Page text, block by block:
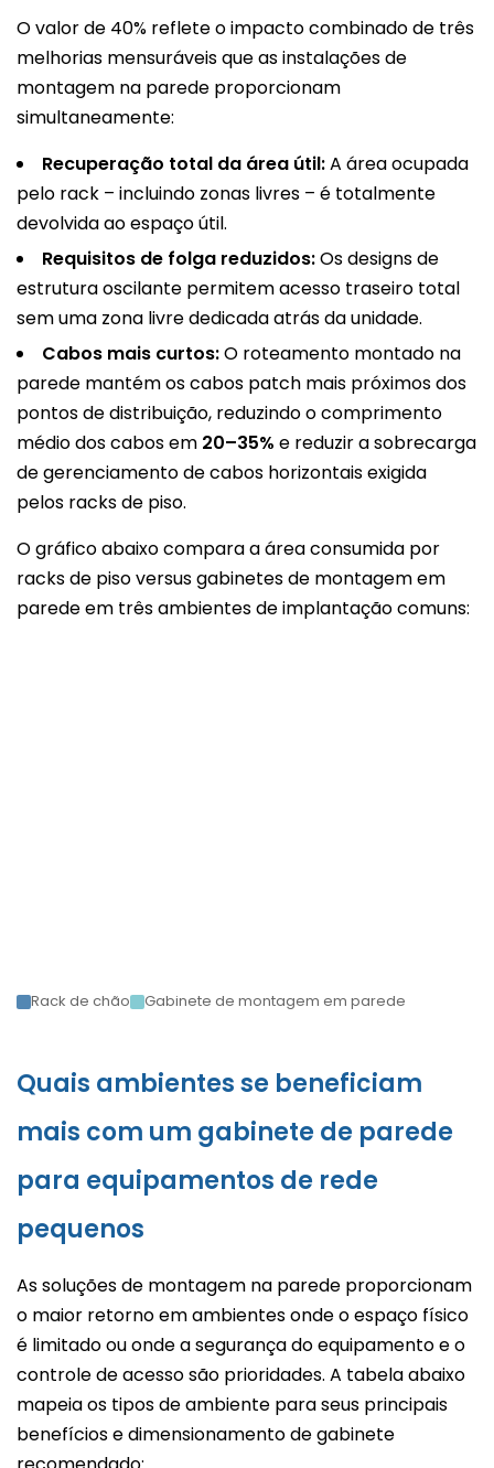
O valor de 40% reflete o impacto combinado de três
melhorias mensuráveis que as instalações de
montagem na parede proporcionam
simultaneamente:
Recuperação total da área útil:A área ocupada
pelo rack – incluindo zonas livres – é totalmente
devolvida ao espaço útil.
Requisitos de folga reduzidos:Os designs de
estrutura oscilante permitem acesso traseiro total
sem uma zona livre dedicada atrás da unidade.
Cabos mais curtos:O roteamento montado na
parede mantém os cabos patch mais próximos dos
pontos de distribuição, reduzindo o comprimento
médio dos cabos em 20–35% e reduzir a sobrecarga
de gerenciamento de cabos horizontais exigida
pelos racks de piso.
O gráfico abaixo compara a área consumida por
racks de piso versus gabinetes de montagem em
parede em três ambientes de implantação comuns:
Rack de chão Gabinete de montagem em parede
Quais ambientes se beneficiam
mais com um gabinete de parede
para equipamentos de rede
pequenos
As soluções de montagem na parede proporcionam
o maior retorno em ambientes onde o espaço físico
é limitado ou onde a segurança do equipamento e o
controle de acesso são prioridades. A tabela abaixo
mapeia os tipos de ambiente para seus principais
benefícios e dimensionamento de gabinete